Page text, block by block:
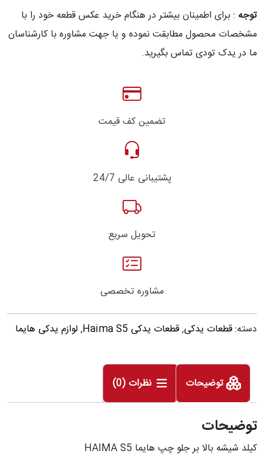
توجه : برای اطمینان بیشتر در هنگام خرید عکس قطعه خود را با
مشخصات محصول مطابقت نموده و یا جهت مشاوره با کارشناسان
ما در یدک تودی تماس بگیرید.
تضمین کف قیمت
پشتیبانی عالی 24/7
تحویل سریع
مشاوره تخصصی
دسته:قطعات یدکی,قطعات یدکی Haima S5 ,لوازم یدکی هایما
توضیحات نظرات (0)
توضیحات
کیلد شیشه بالا بر جلو چپ هایما HAIMA S5